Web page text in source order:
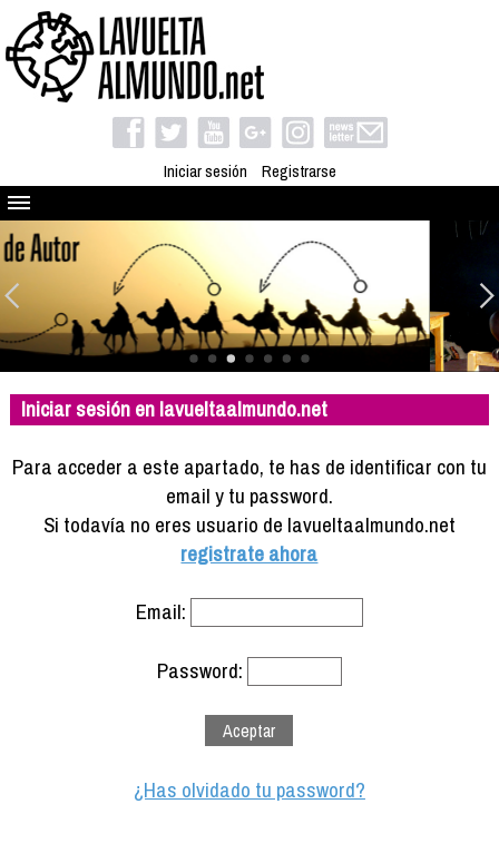
Iniciar sesión Registrarse
Quienes somos
El proyecto
Blog
Viaja con nosotros
Camino solidario
Libros
Compañeros de viaje
Info viajeros
Iniciar sesión en lavueltaalmundo.net
Para acceder a este apartado, te has de identificar con tu
email y tu password.
Si todavía no eres usuario de lavueltaalmundo.net
registrate ahora
Email:
Password:
¿Has olvidado tu password?